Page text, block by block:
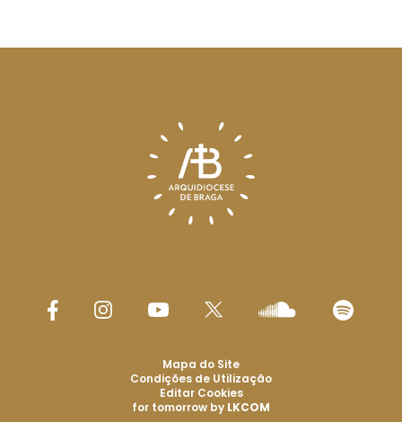
Mapa do Site
Condições de Utilização
Editar Cookies
for tomorrow by LKCOM